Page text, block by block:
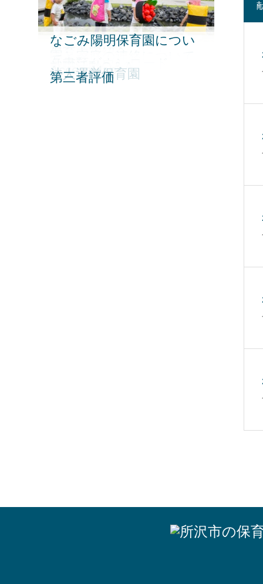
保育園行事
給食・食育について
なごみ陽明保育園につい
各書類ダウンロード
就職活動Q＆A
AccessMap
法人運営保育園
第三者評価